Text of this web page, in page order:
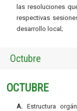
las resoluciones
respectivas
desarrollo local;
Octubre
OCTUBRE
A. Estructura